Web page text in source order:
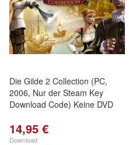
Die Gilde 2 Collection (PC,
2006, Nur der Steam Key
Download Code) Keine DVD
14,95 €
Download